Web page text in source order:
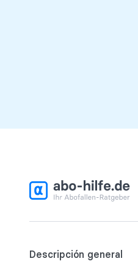
Descripción general